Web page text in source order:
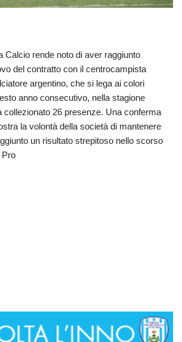
Calcio rende noto di aver raggiunto
del contratto con il centrocampista
argentino, che si lega ai colori
anno consecutivo, nella stagione
collezionato 26 presenze. Una conferma
la volontà della società di mantenere
un risultato strepitoso nello scorso
Pro